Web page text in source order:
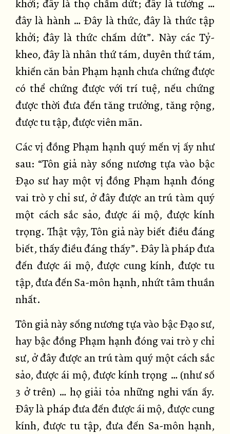
khởi; đây là thọ chấm dứt; đây là tưởng …
đây là hành … Đây là thức, đây là thức tập
khởi; đây là thức chấm dứt”. Này các Tỷ-
kheo, đây là nhân thứ tám, duyên thứ tám,
khiến căn bản Phạm hạnh chưa chứng được
có thể chứng được với trí tuệ, nếu chứng
được thời đưa đến tăng trưởng, tăng rộng,
được tu tập, được viên mãn.
Các vị đồng Phạm hạnh quý mến vị ấy như
sau: “Tôn giả này sống nương tựa vào bậc
Đạo sư hay một vị đồng Phạm hạnh đóng
vai trò y chỉ sư, ở đây được an trú tàm quý
một cách sắc sảo, được ái mộ, được kính
trọng. Thật vậy, Tôn giả này biết điều đáng
biết, thấy điều đáng thấy”. Đây là pháp đưa
đến được ái mộ, được cung kính, được tu
tập, đưa đến Sa-môn hạnh, nhứt tâm thuần
nhất.
Tôn giả này sống nương tựa vào bậc Đạo sư,
hay bậc đồng Phạm hạnh đóng vai trò y chỉ
sư, ở đây được an trú tàm quý một cách sắc
sảo, được ái mộ, được kính trọng … (như số
3 ở trên) … họ giải tỏa những nghi vấn ấy.
Đây là pháp đưa đến được ái mộ, được cung
kính, được tu tập, đưa đến Sa-môn hạnh,